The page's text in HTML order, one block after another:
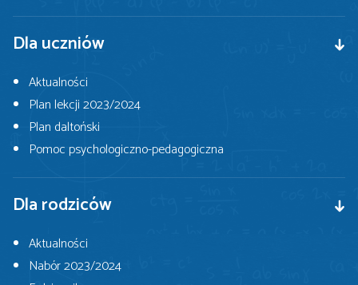
Dla uczniów
Aktualności
Plan lekcji 2023/2024
Plan daltoński
Pomoc psychologiczno-pedagogiczna
Dla rodziców
Aktualności
Nabór 2023/2024